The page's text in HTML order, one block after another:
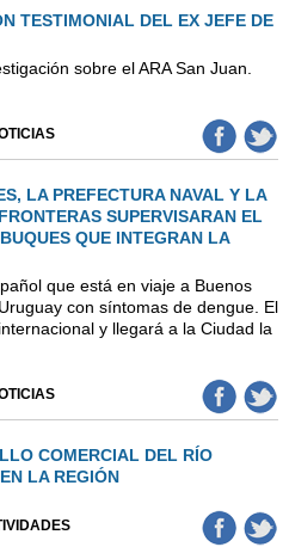
TESTIMONIAL DEL EX JEFE DE
sobre el ARA San Juan.
LA PREFECTURA NAVAL Y LA
SUPERVISARAN EL
QUE INTEGRAN LA
que está en viaje a Buenos
con síntomas de dengue. El
y llegará a la Ciudad la
COMERCIAL DEL RÍO
LA REGIÓN